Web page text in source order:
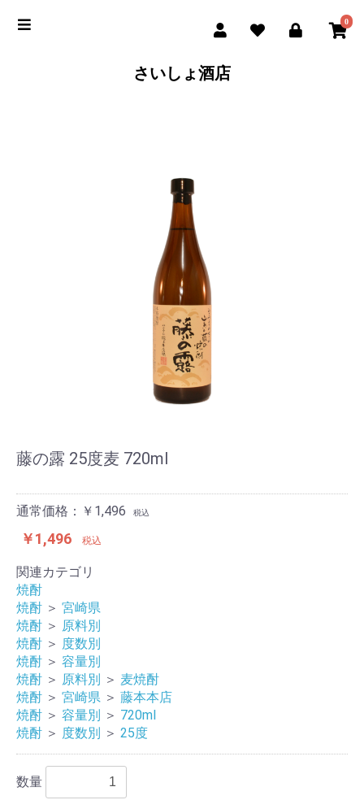
0
さいしょ酒店
藤の露 25度麦 720ml
通常価格：￥1,496 税込
￥1,496 税込
関連カテゴリ
焼酎
焼酎 ＞ 宮崎県
焼酎 ＞ 原料別
焼酎 ＞ 度数別
焼酎 ＞ 容量別
焼酎 ＞ 原料別 ＞ 麦焼酎
焼酎 ＞ 宮崎県 ＞ 藤本本店
焼酎 ＞ 容量別 ＞ 720ml
焼酎 ＞ 度数別 ＞ 25度
数量